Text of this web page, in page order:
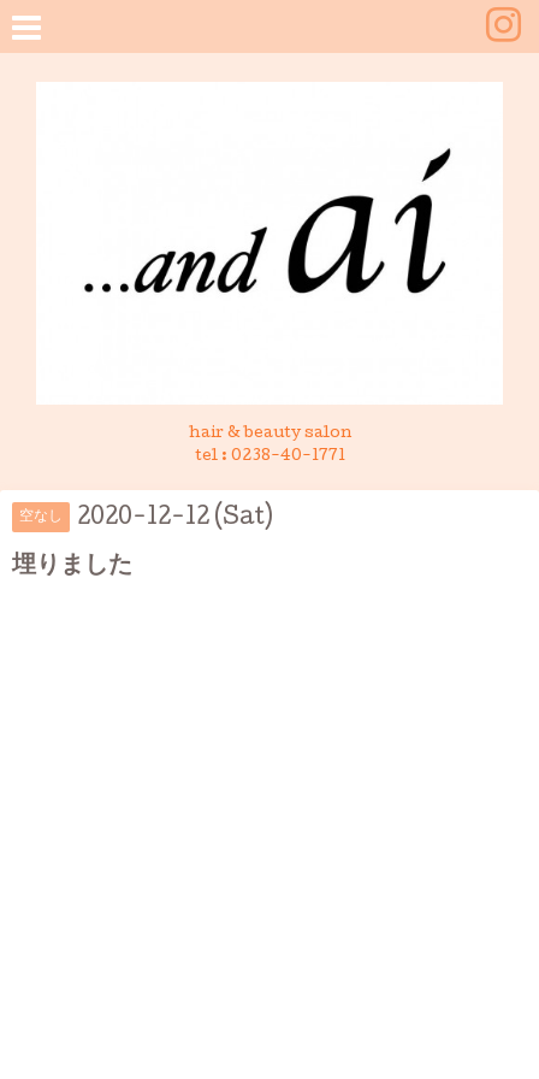
hair & beauty salon
tel : 0238-40-1771
空なし 2020-12-12 (Sat)
埋りました